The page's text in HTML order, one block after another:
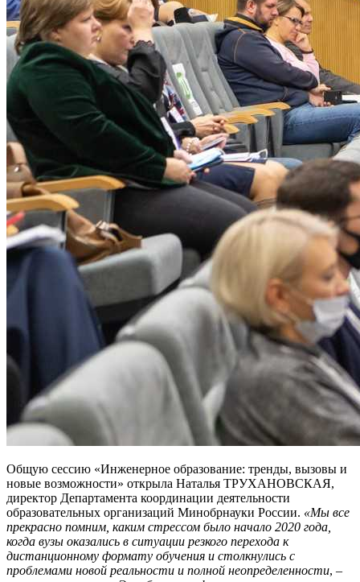
Общую сессию «Инженерное образование: тренды, вызовы и
новые возможности» открыла Наталья ТРУХАНОВСКАЯ,
директор Департамента координации деятельности
образовательных организаций Минобрнауки России. «Мы все
прекрасно помним, каким стрессом было начало 2020 года,
когда вузы оказались в ситуации резкого перехода к
дистанционному формату обучения и столкнулись с
проблемами новой реальности и полной неопределенности, –